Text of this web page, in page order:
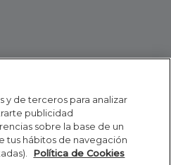
y de terceros para analizar
publicidad
sobre la base de un
tus hábitos de navegación
Política de Cookies